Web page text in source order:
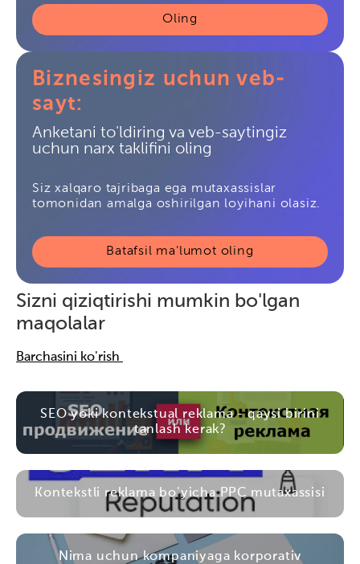
Oling
Biznesingiz uchun veb-
sayt:
Anketani to'ldiring va veb-saytingiz
uchun narx taklifini oling
Siz xalqaro tajribaga ega mutaxassislar
tomonidan amalga oshirilgan loyihani olasiz.
Batafsil ma'lumot oling
Sizni qiziqtirishi mumkin bo'lgan
maqolalar
Barchasini ko'rish
SEO yoki kontekstual reklama - qaysi birini
tanlash kerak?
Kontekstli reklama bo'yicha PPC mutaxassisi
Nima uchun kompaniyaga korporativ